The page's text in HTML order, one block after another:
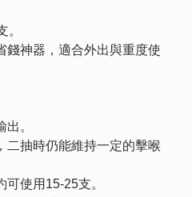
。
錢神器，適合外出與重度使
。
二抽時仍能維持一定的擊喉
使用15-25支。